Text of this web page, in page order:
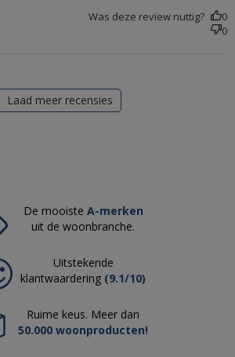
Was deze review nuttig?
0
0
Laad meer recensies
De mooiste A-merken
uit de woonbranche.
Uitstekende
klantwaardering (9.1/10)
Ruime keus. Meer dan
50.000 woonproducten!